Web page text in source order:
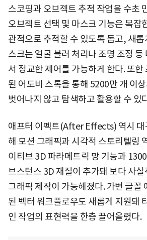
스코핑과 오브젝트 추적 작업을 수초
오브젝트 선택 및 마스크 기능은 복잡
관적으로 추적할 수 있도록 돕고, 새
스크는 얼굴 블러 처리나 조명 조정 등
서 정교한 제어를 가능하게 한다. 또
된 어도비 스톡을 통해 5200만 개 이
벗어나지 않고 탐색하고 활용할 수 있
애프터 이펙트(After Effects) 역시 대
해 모션 그래픽과 시각적 스토리텔링
이티브 3D 파라메트릭 망 기능과
브스턴스 3D 재질이 추가돼 보다 사
그래픽 제작이 가능해졌다. 가변 글꼴
된 벡터 워크플로우도 새롭게 지원돼
인 작업의 표현력을 한층 끌어올렸다.